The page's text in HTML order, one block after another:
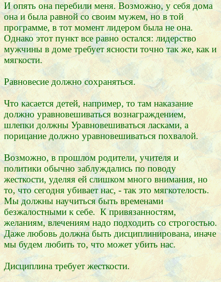
И опять она перебили меня. Возможно, у себя дома
она и была равной со своим мужем, но в той
программе, в тот момент лидером была не она.
Однако этот пункт все равно остался: лидерство
мужчины в доме требует ясности точно так же, как и
мягкости.
Равновесие должно сохраняться.
Что касается детей, например, то там наказание
должно уравновешиваться вознаграждением,
шлепки должны Уравновешиваться ласками, а
порицание должно уравновешиваться похвалой.
Возможно, в прошлом родители, учителя и
политики обычно заблуждались по поводу
жесткости, уделяя ей слишком много внимания, но
то, что сегодня убивает нас, - так это мягкотелость.
Мы должны научиться быть временами
безжалостными к себе. К привязанностям,
желаниям, влечениям надо подходить со строгостью.
Даже любовь должна быть дисциплинирована, иначе
мы будем любить то, что может убить нас.
Дисциплина требует жесткости.